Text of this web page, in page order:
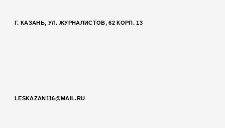
Г. КАЗАНЬ, УЛ. ЖУРНАЛИСТОВ, 62 КОРП. 13
LESKAZAN116@MAIL.RU